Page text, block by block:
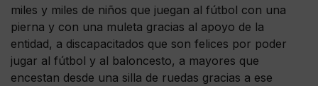
miles y miles de niños que juegan al fútbol con una
pierna y con una muleta gracias al apoyo de la
entidad, a discapacitados que son felices por poder
jugar al fútbol y al baloncesto, a mayores que
encestan desde una silla de ruedas gracias a ese